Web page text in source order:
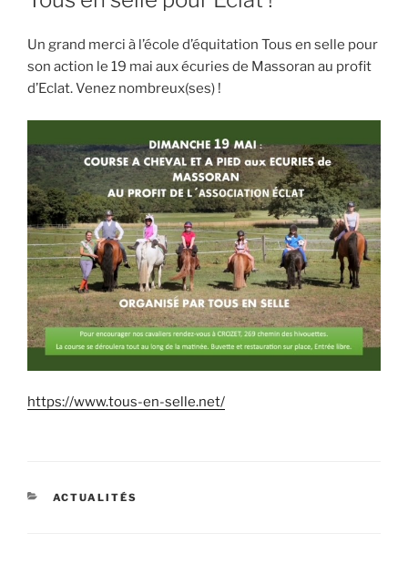
Un grand merci à l’école d’équitation Tous en selle pour
son action le 19 mai aux écuries de Massoran au profit
d’Eclat. Venez nombreux(ses) !
https://www.tous-en-selle.net/
CATÉGORIES
ACTUALITÉS